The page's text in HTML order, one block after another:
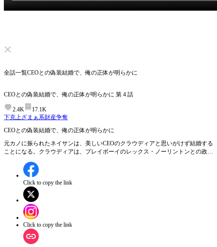
ミュートを解除する
全話一覧CEOとの偽装結婚で、俺の正体が明らかに
CEOとの偽装結婚で、俺の正体が明らかに 第 4 話
2.4K
17.1K
下克上ざまぁ系財産争奪
CEOとの偽装結婚で、俺の正体が明らかに
元カノに振られたネイサンは、美しいCEOのクラウディアと思いがけず結婚する
ことになる。クラウディアは、プレイボーイのレックス・ノーリントンとの政略
明になっていたノーリントン家の真の後継者だと知る。やがて相続争いに巻き込
まれたネイサンは、AIの天才「サイファー」として世界を驚かせると同時に、
奪われた過去の真実を明らかにしていく。
Click to copy the link
Click to copy the link